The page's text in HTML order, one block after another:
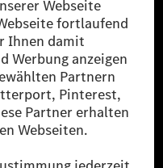
Daimler AG)
AG gehören wir zu
und Luxus-Pkw
AG bietet
und –miete,
rund um Laden
Versicherungen